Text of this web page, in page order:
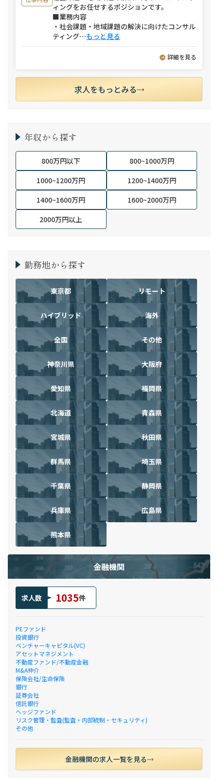
ィングをお任せするポジションです。
■業務内容
・社会課題・地域課題の解決に向けたコンサル
ティング⋯もっと見る
詳細を見る
求人をもっとみる
年収から探す
800万円以下
800~1000万円
1000~1200万円
1200~1400万円
1400~1600万円
1600~2000万円
2000万円以上
勤務地から探す
東京都 リモート
ハイブリッド 海外
全国 その他
神奈川県 大阪府
愛知県 福岡県
北海道 青森県
宮城県 秋田県
群馬県 埼玉県
千葉県 静岡県
兵庫県 広島県
熊本県
金融機関
求人数 1035件
PEファンド
投資銀行
ベンチャーキャピタル(VC)
アセットマネジメント
不動産ファンド/不動産金融
M&A仲介
保険会社/生命保険
銀行
証券会社
信託銀行
ヘッジファンド
リスク管理・監査(監査・内部統制・セキュリティ)
その他
金融機関の求人一覧を見る